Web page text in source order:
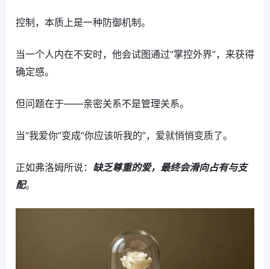
控制，本质上是一种防御机制。
当一个人内在不安时，他会试图通过“掌控外界”，来获得
确定感。
但问题在于——亲密关系不是管理关系。
当“我爱你”变成“你应该听我的”，爱就悄悄变质了。
正如弗洛姆所说： 缺乏尊重的爱，最终会滑向占有与支
配。